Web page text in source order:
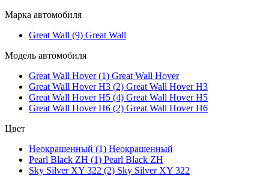
Марка автомобиля
Great Wall (9) Great Wall
Модель автомобиля
Great Wall Hover (1) Great Wall Hover
Great Wall Hover H3 (2) Great Wall Hover H3
Great Wall Hover H5 (4) Great Wall Hover H5
Great Wall Hover H6 (2) Great Wall Hover H6
Цвет
Неокрашенный (1) Неокрашенный
Pearl Black ZH (1) Pearl Black ZH
Sky Silver XY 322 (2) Sky Silver XY 322